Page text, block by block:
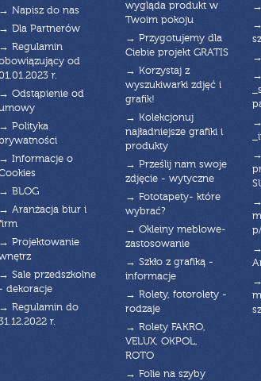
→ Napisz do nas
→ Dla Partnerów
→ Regulamin
od
r.
→ Odstąpienie od
→ Polityka
→ Informacje o
→ BLOG
→ Aranżacja biur i
→ Projektowanie
→ Sale przedszkolne
- dekoracje
→ Regulamin do
r.
wygląda produkt w
Twoim pokoju
→ Przygotujemy dla
Ciebie projekt GRATIS
→ Korzystaj z
wyszukiwarki zdjęć i
grafik!
→ Kolekcjonuj
najładniejsze grafiki i
produkty
→ Prześlij nam swoje
zdjęcie - wytyczne
→ Fototapety- które
wybrać?
→ Okleiny meblowe-
zastosowanie
→ Szkło z grafiką -
informacje
→ Rolety, fotorolety -
rodzaje
→ Rolety FAKRO,
VELUX, OKPOL,
ROTO
→ Folie na szyby